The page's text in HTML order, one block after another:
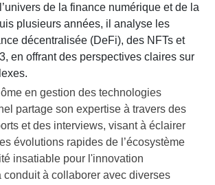
de la finance numérique et de la
plusieurs années, il analyse les
décentralisée (DeFi), des NFTs et
en offrant des perspectives claires sur
en gestion des technologies
partage son expertise à travers des
et des interviews, visant à éclairer
évolutions rapides de l’écosystème
insatiable pour l'innovation
conduit à collaborer avec diverses